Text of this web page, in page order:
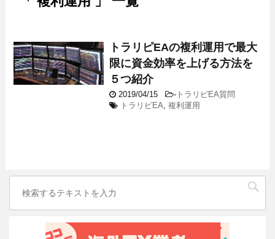
トラリピEAの複利運用で最大
限に資金効率を上げる方法を
５つ紹介
2019/04/15 -トラリピEA質問
トラリピEA 複利運用